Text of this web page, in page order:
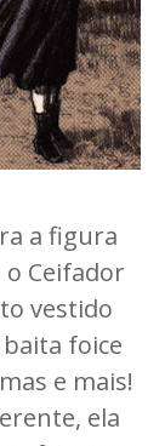
a figura
Ceifador
vestido
foice
e mais!
ela